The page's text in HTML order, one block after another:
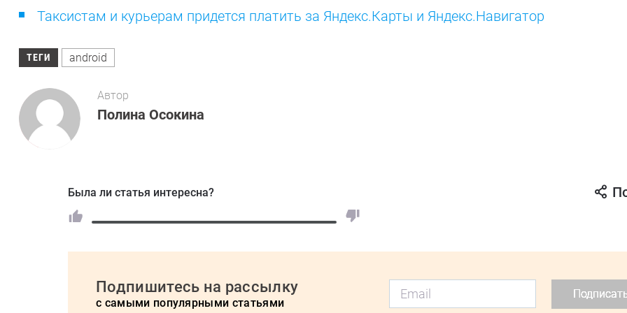
Таксистам и курьерам придется платить за Яндекс.Карты и Яндекс.Навигатор
ТЕГИ android
Автор
Полина Осокина
Была ли статья интересна?
Подпишитесь на рассылку
с самыми популярными статьями